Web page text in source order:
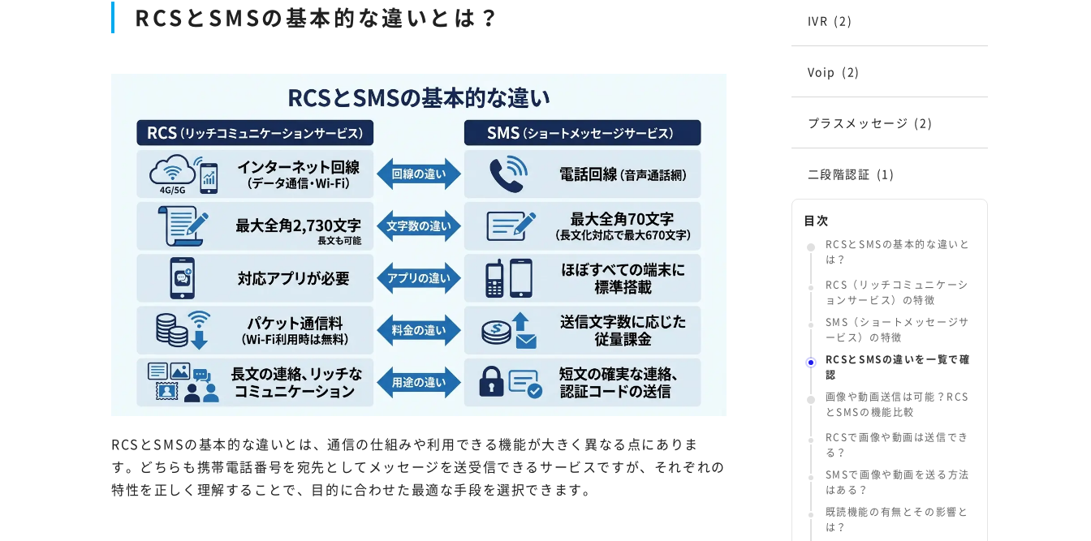
RCSとSMSの基本的な違いとは？
RCSとSMSの基本的な違いとは、通信の仕組みや利用できる機能が大きく異なる点にありま
す。どちらも携帯電話番号を宛先としてメッセージを送受信できるサービスですが、それぞれの
特性を正しく理解することで、目的に合わせた最適な手段を選択できます。
IVR (2)
Voip (2)
プラスメッセージ (2)
二段階認証 (1)
目次
RCSとSMSの基本的な違いと
は？
RCS（リッチコミュニケーシ
ョンサービス）の特徴
SMS（ショートメッセージサ
ービス）の特徴
RCSとSMSの違いを一覧で確
認
画像や動画送信は可能？RCS
とSMSの機能比較
RCSで画像や動画は送信でき
る？
SMSで画像や動画を送る方法
はある？
既読機能の有無とその影響と
は？